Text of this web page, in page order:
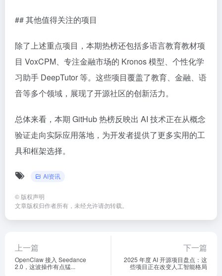
## 其他值得关注的项目
除了上述重点项目，本期热榜还包括多语言教育教材项
目 VoxCPM、专注金融市场的 Kronos 模型、个性化学
习助手 DeepTutor 等。这些项目覆盖了教育、金融、语
音等多个领域，展现了开源社区的创新活力。
总体来看，本期 GitHub 热榜反映出 AI 技术正在从概念
验证走向实际应用落地，为开发者提供了更多实用的工
具和框架选择。
AI资讯
© 版权声明
文章版权归作者所有，未经允许请勿转载。
上一篇
OpenClaw 接入 Seedance
2.0，这波操作有点猛...
下一篇
2025 年度 AI 开源项目盘点：这
些项目正在改变人工智能格局